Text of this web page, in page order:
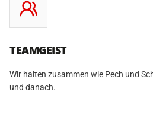
TEAMGEIST
Wir halten zusammen wie Pech und
und danach.